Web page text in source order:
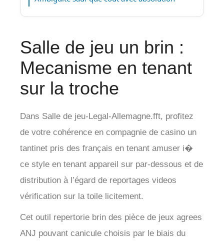
Salle de jeu un brin :
Mecanisme en tenant
sur la troche
Dans Salle de jeu-Legal-Allemagne.fft, profitez
de votre cohérence en compagnie de casino un
tantinet pris des français en tenant amuser i�
ce style en tenant appareil sur par-dessous et de
distribution à l’égard de reportages videos
vérification sur la toile licitement.
Cet outil repertorie brin des pièce de jeux agrees
ANJ pouvant canicule choisis par le biais du